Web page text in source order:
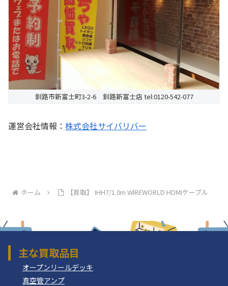
釧路市新富士町3-2-6 釧路新富士店 tel:0120-542-077
運営会社情報： 株式会社サイバリバー
ホーム 【買取】 IHH7/1.0m WIREWORLD HDMIケーブル
主な買取品目
オープンリールデッキ
真空管アンプ